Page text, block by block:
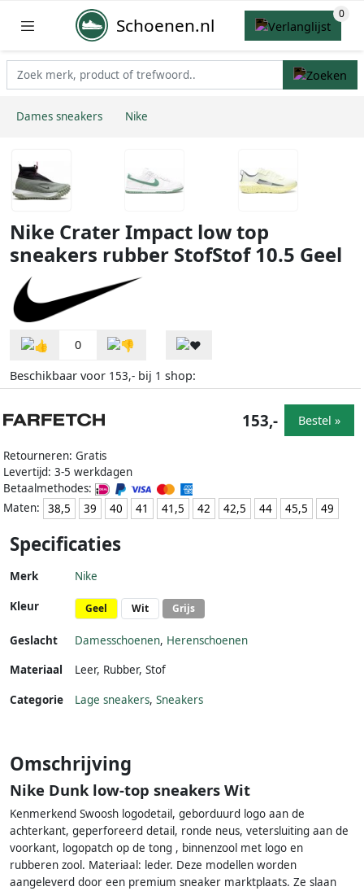
Schoenen.nl
Dames sneakers Nike
Nike Crater Impact low top
sneakers rubber StofStof 10.5 Geel
0
Beschikbaar voor 153,- bij 1 shop:
Retourneren: Gratis
Levertijd: 3-5 werkdagen
Betaalmethodes:
Maten:
38,5 39 40 41 41,5 42 42,5 44 45,5 49
153,- Bestel »
Specificaties
Merk Nike
Kleur Geel Wit Grijs
Geslacht Damesschoenen, Herenschoenen
Materiaal
Leer, Rubber, Stof
Categorie Lage sneakers, Sneakers
Omschrijving
Nike Dunk low-top sneakers Wit
Kenmerkend Swoosh logodetail, geborduurd logo aan de
achterkant, geperforeerd detail, ronde neus, vetersluiting aan de
voorkant, logopatch op de tong , binnenzool met logo en
rubberen zool. Materiaal: leder. Deze modellen worden
aangeleverd door een premium sneaker marktplaats. Ze slaan